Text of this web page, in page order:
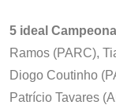
5 ideal
Ramos (PARC),
Diogo Coutinho
Patrício Tavares